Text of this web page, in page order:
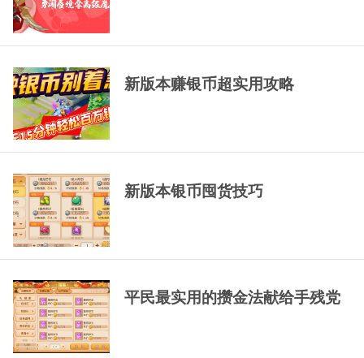
新版本赚银币超实用攻略
新版本银币囤货技巧
平民最实用的攒金法献给手残党